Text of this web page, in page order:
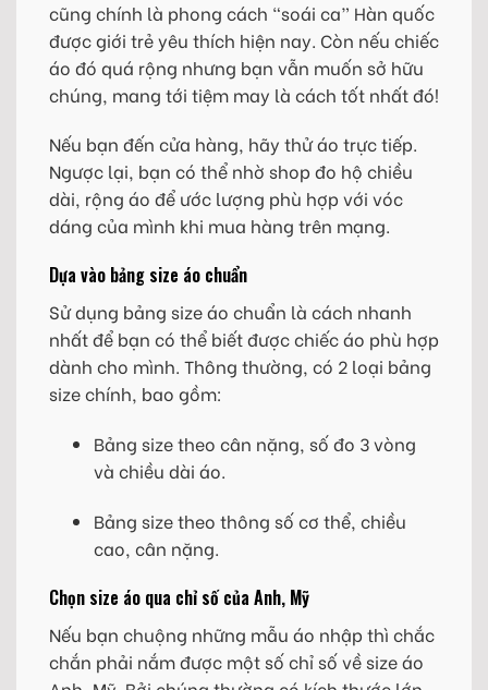
cũng chính là phong cách “soái ca” Hàn quốc
được giới trẻ yêu thích hiện nay. Còn nếu chiếc
áo đó quá rộng nhưng bạn vẫn muốn sở hữu
chúng, mang tới tiệm may là cách tốt nhất đó!
Nếu bạn đến cửa hàng, hãy thử áo trực tiếp.
Ngược lại, bạn có thể nhờ shop đo hộ chiều
dài, rộng áo để ước lượng phù hợp với vóc
dáng của mình khi mua hàng trên mạng.
Dựa vào bảng size áo chuẩn
Sử dụng bảng size áo chuẩn là cách nhanh
nhất để bạn có thể biết được chiếc áo phù hợp
dành cho mình. Thông thường, có 2 loại bảng
size chính, bao gồm:
Bảng size theo cân nặng, số đo 3 vòng
và chiều dài áo.
Bảng size theo thông số cơ thể, chiều
cao, cân nặng.
Chọn size áo qua chỉ số của Anh, Mỹ
Nếu bạn chuộng những mẫu áo nhập thì chắc
chắn phải nắm được một số chỉ số về size áo